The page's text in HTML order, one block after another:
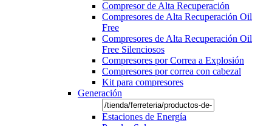
Compresor de Alta Recuperación
Compresores de Alta Recuperación Oil
Free
Compresores de Alta Recuperación Oil
Free Silenciosos
Compresores por Correa a Explosión
Compresores por correa con cabezal
Kit para compresores
Generación
Estaciones de Energía